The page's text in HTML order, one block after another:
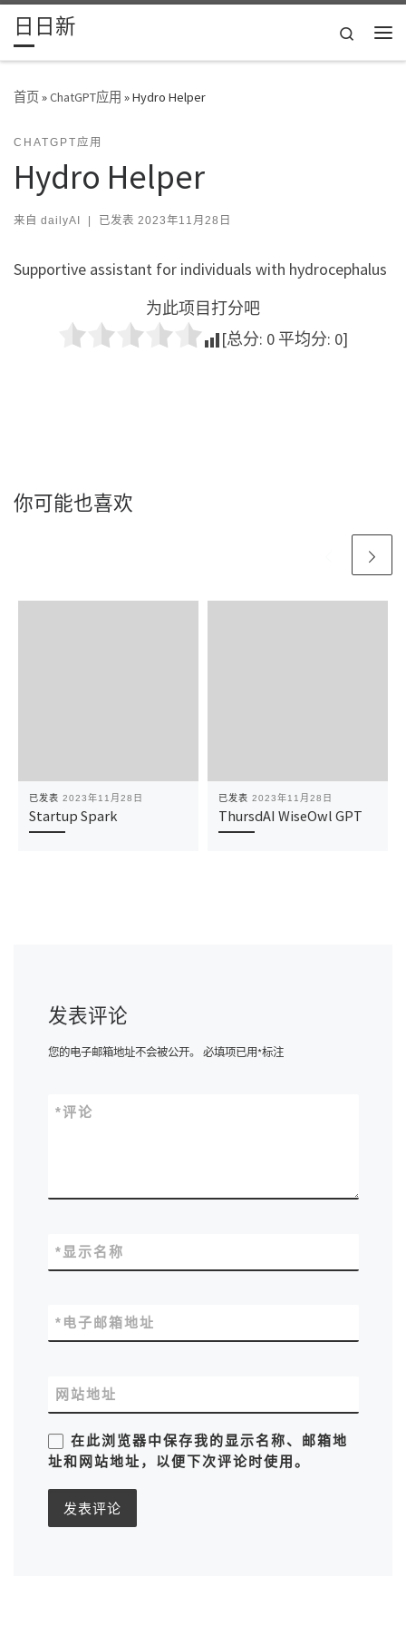
Skip to content
日日新
Search
首页»ChatGPT应用 »Hydro Helper
CHATGPT应用
Hydro Helper
来自 dailyAI | 已发表 2023年11月28日
Supportive assistant for individuals with hydrocephalus
为此项目打分吧
[总分: 0 平均分: 0]
你可能也喜欢
已发表 2023年11月28日
Startup Spark
已发表 2023年11月28日
ThursdAI WiseOwl GPT
发表评论
您的电子邮箱地址不会被公开。 必填项已用*标注
评论
*
显示名称
*
电子邮箱地址
*
网站地址
在此浏览器中保存我的显示名称、邮箱地
址和网站地址，以便下次评论时使用。